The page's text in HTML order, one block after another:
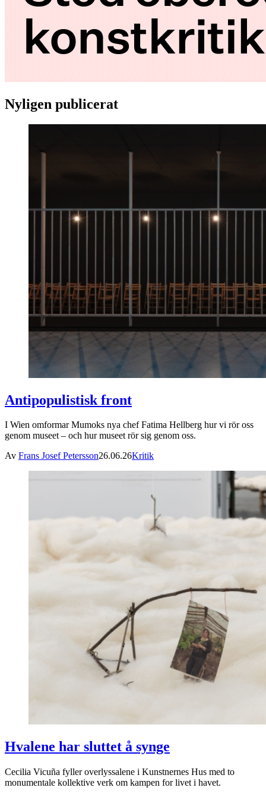
Nyligen publicerat
Antipopulistisk front
I Wien omformar Mumoks nya chef Fatima Hellberg hur vi rör oss
genom museet – och hur museet rör sig genom oss.
Av Frans Josef Petersson26.06.26Kritik
Hvalene har sluttet å synge
Cecilia Vicuña fyller overlyssalene i Kunstnernes Hus med to
monumentale kollektive verk om kampen for livet i havet.